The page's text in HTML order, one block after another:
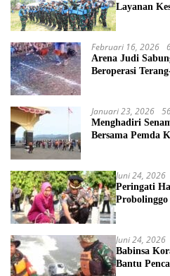
Layanan
Februari 16, 2026
Arena Judi
Beroperasi
Januari 23, 2026
Menghadiri
Bersama Pemda
Juni 24, 2026
Peringati
Juni 24, 2026
Babinsa
Bantu